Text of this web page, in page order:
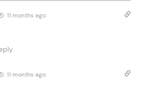
11 months ago
11 months ago